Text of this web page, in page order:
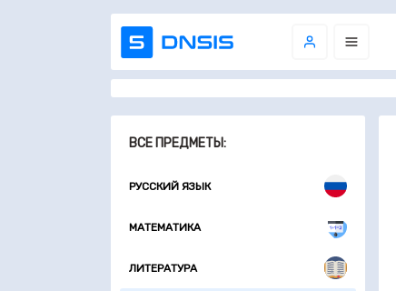
ВСЕ ПРЕДМЕТЫ:
РУССКИЙ ЯЗЫК
МАТЕМАТИКА
ЛИТЕРАТУРА